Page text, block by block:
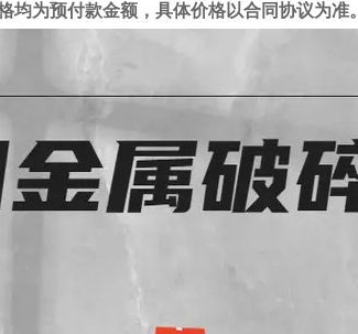
均为预付款金额，具体价格以合同协议为准。